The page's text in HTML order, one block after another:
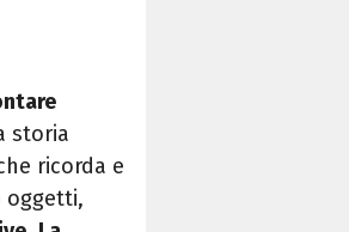
storia
ricorda e
oggetti,